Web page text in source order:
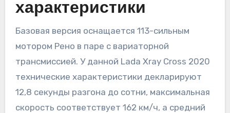
характеристики
Базовая версия оснащается 113-сильным
мотором Рено в паре с вариаторной
трансмиссией. У данной Lada Xray Cross 2020
технические характеристики декларируют
12,8 секунды разгона до сотни, максимальная
скорость соответствует 162 км/ч, а средний